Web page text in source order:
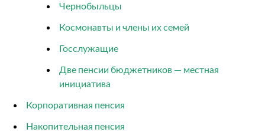
Чернобыльцы
Космонавты и члены их семей
Госслужащие
Две пенсии бюджетников — местная
инициатива
Корпоративная пенсия
Накопительная пенсия